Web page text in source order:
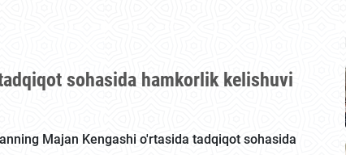
sohasida hamkorlik kelishuvi
Majan Kengashi o'rtasida tadqiqot sohasida